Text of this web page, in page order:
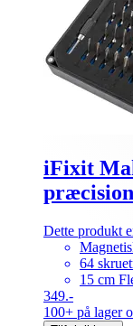
iFixit
Dette produkt
64
15 cm
349.-
100+ på lager